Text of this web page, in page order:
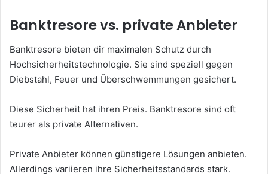
Banktresore vs. private Anbieter
Banktresore bieten dir maximalen Schutz durch
Hochsicherheitstechnologie. Sie sind speziell gegen
Diebstahl, Feuer und Überschwemmungen gesichert.
Diese Sicherheit hat ihren Preis. Banktresore sind oft
teurer als private Alternativen.
Private Anbieter können günstigere Lösungen anbieten.
Allerdings variieren ihre Sicherheitsstandards stark.